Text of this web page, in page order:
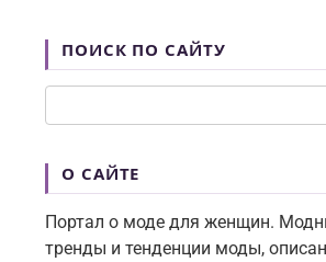
ПОИСК ПО САЙТУ
О САЙТЕ
Портал о моде для женщин.
тренды и тенденции моды,